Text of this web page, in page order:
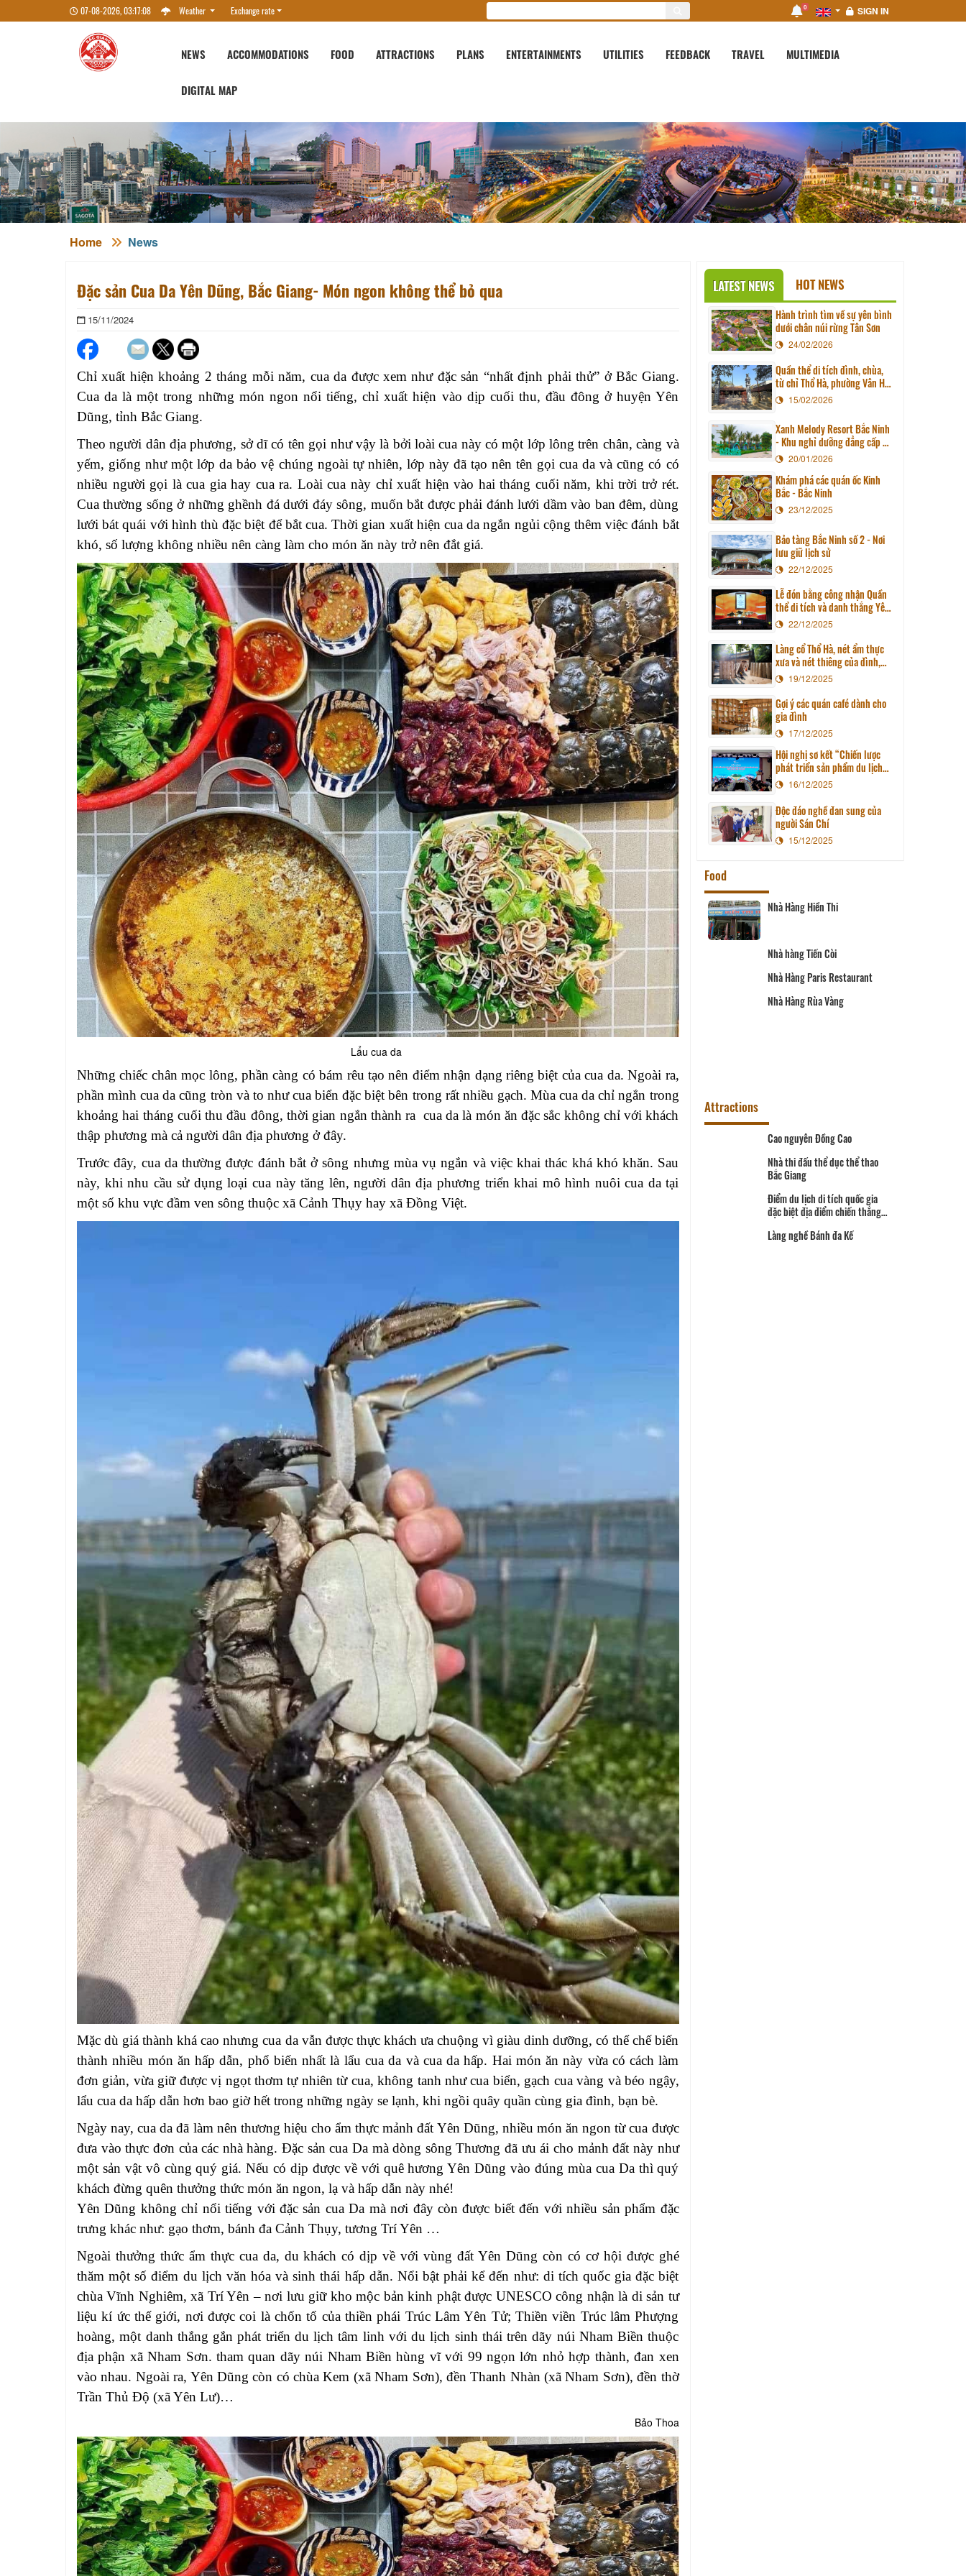
07-08-2026, 03:17:09 Weather Exchange rate 0 SIGN IN
NEWS ACCOMMODATIONS FOOD ATTRACTIONS PLANS ENTERTAINMENTS UTILITIES FEEDBACK TRAVEL MULTIMEDIA
DIGITAL MAP
Home News
Đặc sản Cua Da Yên Dũng, Bắc Giang- Món ngon không thể bỏ qua
15/11/2024
Chỉ xuất hiện khoảng 2 tháng mỗi năm, cua da được xem như đặc sản “nhất định phải thử” ở Bắc Giang.
Cua da là một trong những món ngon nổi tiếng, chỉ xuất hiện vào dịp cuối thu, đầu đông ở huyện Yên
Dũng, tỉnh Bắc Giang.
Theo người dân địa phương, sở dĩ có tên gọi như vậy là bởi loài cua này có một lớp lông trên chân, càng và
yếm, giống như một lớp da bảo vệ chúng ngoài tự nhiên, lớp này đã tạo nên tên gọi cua da và cũng có có
nhiều người gọi là cua gia hay cua ra. Loài cua này chỉ xuất hiện vào hai tháng cuối năm, khi trời trở rét.
Cua thường sống ở những ghềnh đá dưới đáy sông, muốn bắt được phải đánh lưới dầm vào ban đêm, dùng
lưới bát quái với hình thù đặc biệt để bắt cua. Thời gian xuất hiện cua da ngắn ngủi cộng thêm việc đánh bắt
khó, số lượng không nhiều nên càng làm cho món ăn này trở nên đắt giá.
Lẩu cua da
Những chiếc chân mọc lông, phần càng có bám rêu tạo nên điểm nhận dạng riêng biệt của cua da. Ngoài ra,
phần mình cua da cũng tròn và to như cua biển đặc biệt bên trong rất nhiều gạch. Mùa cua da chỉ ngắn trong
khoảng hai tháng cuối thu đầu đông, thời gian ngắn thành ra cua da là món ăn đặc sắc không chỉ với khách
thập phương mà cả người dân địa phương ở đây.
Trước đây, cua da thường được đánh bắt ở sông nhưng mùa vụ ngắn và việc khai thác khá khó khăn. Sau
này, khi nhu cầu sử dụng loại cua này tăng lên, người dân địa phương triển khai mô hình nuôi cua da tại
một số khu vực đầm ven sông thuộc xã Cảnh Thụy hay xã Đồng Việt.
Mặc dù giá thành khá cao nhưng cua da vẫn được thực khách ưa chuộng vì giàu dinh dưỡng, có thể chế biến
thành nhiều món ăn hấp dẫn, phổ biến nhất là lẩu cua da và cua da hấp. Hai món ăn này vừa có cách làm
đơn giản, vừa giữ được vị ngọt thơm tự nhiên từ cua, không tanh như cua biển, gạch cua vàng và béo ngậy,
lẩu cua da hấp dẫn hơn bao giờ hết trong những ngày se lạnh, khi ngồi quây quần cùng gia đình, bạn bè.
Ngày nay, cua da đã làm nên thương hiệu cho ẩm thực mảnh đất Yên Dũng, nhiều món ăn ngon từ cua được
đưa vào thực đơn của các nhà hàng.Đặc sản cua Da mà dòng sông Thương đã ưu ái cho mảnh đất này như
một sản vật vô cùng quý giá. Nếu có dịp được về với quê hương Yên Dũng vào đúng mùa cua Da thì quý
khách đừng quên thưởng thức món ăn ngon, lạ và hấp dẫn này nhé!
Yên Dũng không chỉ nổi tiếng với đặc sản cua Da mà nơi đây còn được biết đến với nhiều sản phẩm đặc
trưng khác như: gạo thơm, bánh đa Cảnh Thụy, tương Trí Yên …
Ngoài thưởng thức ẩm thực cua da, du khách có dịp về với vùng đất Yên Dũng còn có cơ hội được ghé
thăm một số điểm du lịch văn hóa và sinh thái hấp dẫn. Nổi bật phải kể đến như: di tích quốc gia đặc biệt
chùa Vĩnh Nghiêm, xã Trí Yên – nơi lưu giữ kho mộc bản kinh phật được UNESCO công nhận là di sản tư
liệu kí ức thế giới, nơi được coi là chốn tổ của thiền phái Trúc Lâm Yên Tử; Thiền viền Trúc lâm Phượng
hoàng, một danh thắng gắn phát triển du lịch tâm linh với du lịch sinh thái trên dãy núi Nham Biền thuộc
địa phận xã Nham Sơn. tham quan dãy núi Nham Biền hùng vĩ với 99 ngọn lớn nhỏ hợp thành, đan xen
vào nhau. Ngoài ra, Yên Dũng còn có chùa Kem (xã Nham Sơn), đền Thanh Nhàn (xã Nham Sơn), đền thờ
Trần Thủ Độ (xã Yên Lư)…
Bảo Thoa
LATEST NEWS HOT NEWS
Hành trình tìm về sự yên bình
dưới chân núi rừng Tân Sơn
24/02/2026
Quần thể di tích đình, chùa,
từ chỉ Thổ Hà, phường Vân Hà,
tỉnh Bắc Ninh xếp hạng di
tích quốc gia đặc biệt
15/02/2026
Xanh Melody Resort Bắc Ninh
- Khu nghỉ dưỡng đẳng cấp và
sang trọng giữa lòng Kinh Bắc
20/01/2026
Khám phá các quán ốc Kinh
Bắc - Bắc Ninh
23/12/2025
Bảo tàng Bắc Ninh số 2 - Nơi
lưu giữ lịch sử
22/12/2025
Lễ đón bằng công nhận Quần
thể di tích và danh thắng Yên
Tử - Vĩnh Nghiêm - Côn Sơn,
Kiếp Bạc là Di sản văn hoá thế
giới
22/12/2025
Làng cổ Thổ Hà, nét ẩm thực
xưa và nét thiêng của đình,
chùa19/12/2025
Gợi ý các quán café dành cho
gia đình
17/12/2025
Hội nghị sơ kết “Chiến lược
phát triển sản phẩm du lịch
Việt Nam đến năm 2025, định
hướng đến năm 2030”
16/12/2025
Độc đáo nghề đan sung của
người Sán Chí
15/12/2025
Food
Nhà khách tỉnh Bắc Giang
Anh Đào - Trâu Tươi 36 Món
Nhà hàng Huy Béo
Nhà Hàng Hiền Thi
Nhà hàng Tiến Còi
Nhà Hàng Paris Restaurant
Attractions
Đền Y Sơn
Hồ Khuôn Thần- Điểm đến hấp
Cao nguyên Đồng Cao
Nhà thi đấu thể dục thể thao
Bắc Giang
Điểm du lịch di tích quốc gia
đặc biệt địa điểm chiến thắng
Xương Giang